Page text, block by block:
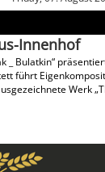
Innenhof
_ Bulatkin“
führt
Werk